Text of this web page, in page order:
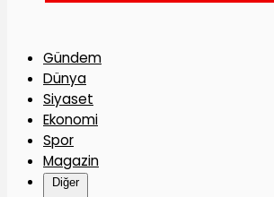
Gündem
Dünya
Siyaset
Ekonomi
Spor
Magazin
Diğer